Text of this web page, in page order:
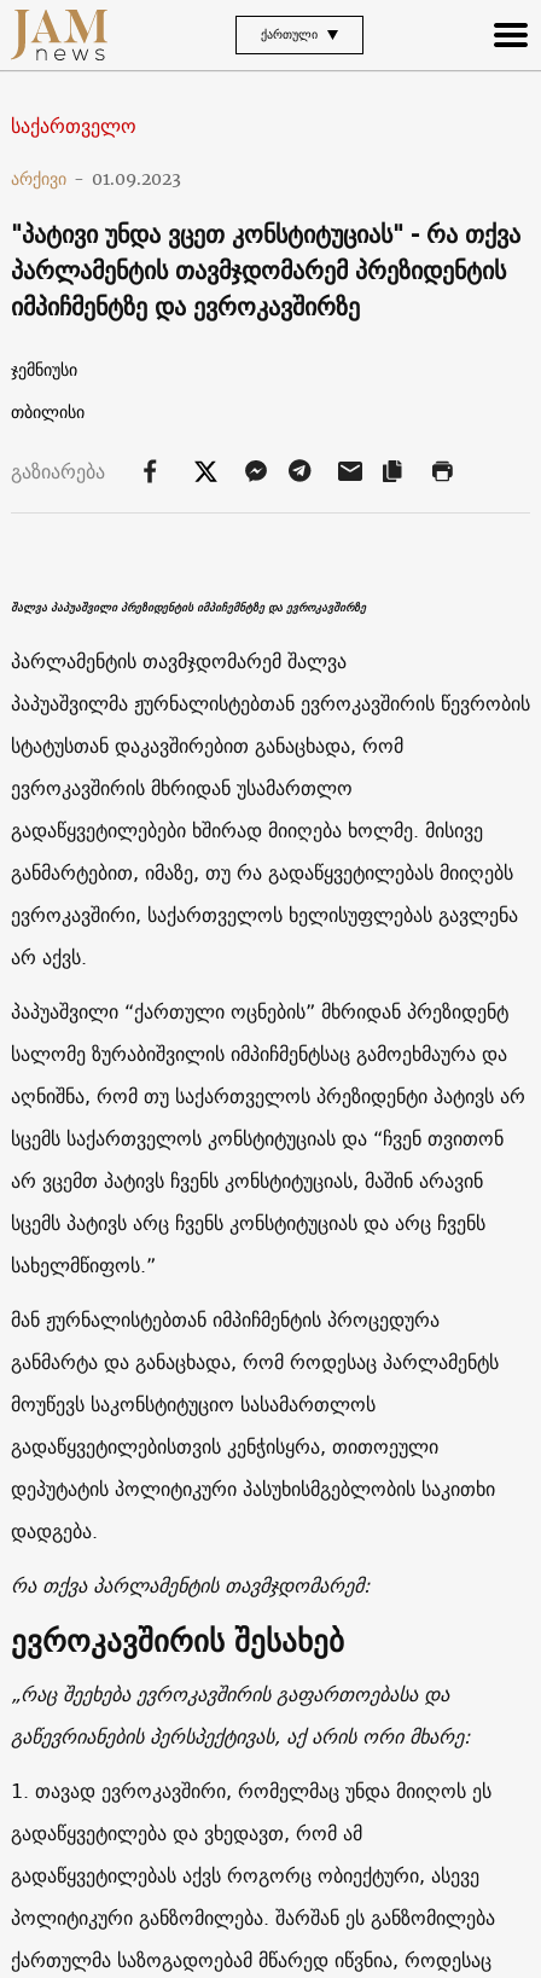
ᲥᲐᲠᲗᲣᲚᲘ
საქართველო
არქივი - 01.09.2023
"პატივი უნდა ვცეთ კონსტიტუციას" - რა თქვა
პარლამენტის თავმჯდომარემ პრეზიდენტის
იმპიჩმენტზე და ევროკავშირზე
ჯემნიუსი
თბილისი
გაზიარება
შალვა პაპუაშვილი პრეზიდენტის იმპიჩემნტზე და ევროკავშირზე
პარლამენტის თავმჯდომარემშალვა
პაპუაშვილმა ჟურნალისტებთან ევროკავშირის წევრობის
სტატუსთან დაკავშირებით განაცხადა, რომ
ევროკავშირის მხრიდან უსამართლო
გადაწყვეტილებები ხშირად მიიღება ხოლმე. მისივე
განმარტებით, იმაზე, თუ რა გადაწყვეტილებას მიიღებს
ევროკავშირი, საქართველოს ხელისუფლებას გავლენა
არ აქვს.
პაპუაშვილი “ქართული ოცნების” მხრიდან პრეზიდენტ
სალომე ზურაბიშვილის იმპიჩმენტსაც გამოეხმაურა და
აღნიშნა, რომ თუ საქართველოს პრეზიდენტი პატივს არ
სცემს საქართველოს კონსტიტუციას და “ჩვენ თვითონ
არ ვცემთ პატივს ჩვენს კონსტიტუციას, მაშინ არავინ
სცემს პატივს არც ჩვენს კონსტიტუციას და არც ჩვენს
სახელმწიფოს.”
მან ჟურნალისტებთან იმპიჩმენტის პროცედურა
განმარტა და განაცხადა, რომ როდესაც პარლამენტს
მოუწევს საკონსტიტუციო სასამართლოს
გადაწყვეტილებისთვის კენჭისყრა, თითოეული
დეპუტატის პოლიტიკური პასუხისმგებლობის საკითხი
დადგება.
რა თქვა პარლამენტის თავმჯდომარემ:
ევროკავშირის შესახებ
„რაც შეეხება ევროკავშირის გაფართოებასა და
გაწევრიანების პერსპექტივას, აქ არის ორი მხარე:
1. თავად ევროკავშირი, რომელმაც უნდა მიიღოს ეს
გადაწყვეტილება და ვხედავთ, რომ ამ
გადაწყვეტილებას აქვს როგორც ობიექტური, ასევე
პოლიტიკური განზომილება. შარშან ეს განზომილება
ქართულმა საზოგადოებამ მწარედ იწვნია, როდესაც